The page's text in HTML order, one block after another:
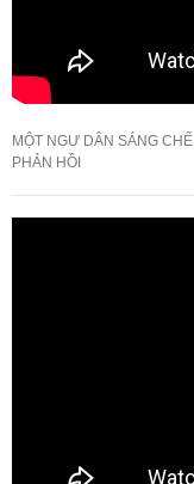
MỘT NGƯ DÂN SÁNG
PHẢN HỒI